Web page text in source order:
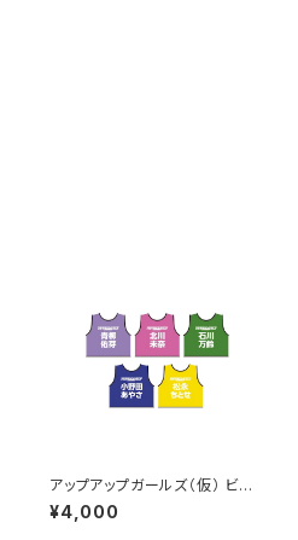
アップアップガールズ（仮） ビブ
ス 2026ver.
¥4,000